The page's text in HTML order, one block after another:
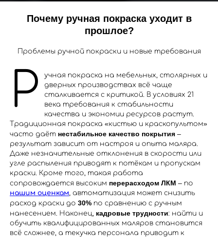
Почему ручная покраска уходит в
прошлое?
Проблемы ручной покраски и новые требования
Р
учная покраска на мебельных, столярных и
дверных производствах всё чаще
сталкивается с критикой. В условиях 21
века требования к стабильности
качества и экономии ресурсов растут.
Традиционная покраска «кистью и краскопультом»
часто даёт нестабильное качество покрытия –
результат зависит от настроя и опыта маляра.
Даже незначительные отклонения в скорости или
угле распыления приводят к потёкам и пропускам
краски. Кроме того, такая работа
сопровождается высоким перерасходом ЛКМ – по
нашим оценкам, автоматизация может снизить
расход краски до 30% по сравнению с ручным
нанесением​. Наконец, кадровые трудности: найти и
обучить квалифицированных маляров становится
всё сложнее, а текучка персонала приводит к